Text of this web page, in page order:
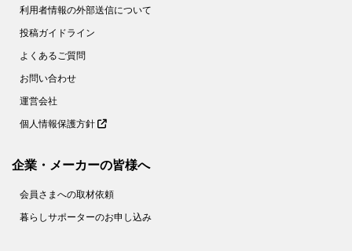
利用者情報の外部送信について
投稿ガイドライン
よくあるご質問
お問い合わせ
運営会社
個人情報保護方針
企業・メーカーの皆様へ
会員さまへの取材依頼
暮らしサポーターのお申し込み